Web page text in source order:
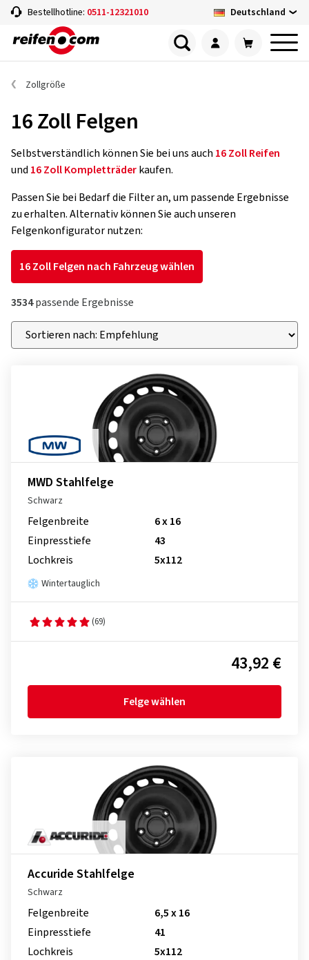
Bestellhotline: 0511-12321010 Deutschland
Zollgröße
16 Zoll Felgen
Selbstverständlich können Sie bei uns auch 16 Zoll Reifen
und 16 Zoll Kompletträderkaufen.
Passen Sie bei Bedarf die Filter an, um passende Ergebnisse
zu erhalten. Alternativ können Sie auch unseren
Felgenkonfigurator nutzen:
16 Zoll Felgen nach Fahrzeug wählen
3534passende Ergebnisse
MWD Stahlfelge
Schwarz
Felgenbreite
6 x 16
Einpresstiefe
43
Lochkreis
5x112
Wintertauglich
(69)
43,92 €
Felge wählen
Accuride Stahlfelge
Schwarz
Felgenbreite
6,5 x 16
Einpresstiefe
41
Lochkreis
5x112